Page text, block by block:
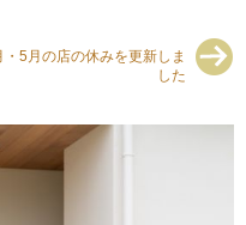
・5月の店の休みを更新しま
した